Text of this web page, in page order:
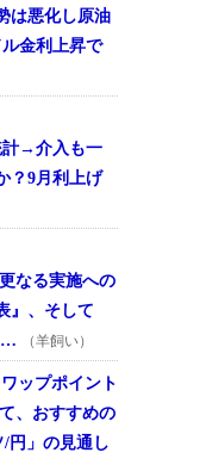
は悪化し原油
金利上昇で
計→介入も一
？9月利上げ
なる実施への
』、そして
…
（羊飼い）
ップポイント
、おすすめの
円」の見通し